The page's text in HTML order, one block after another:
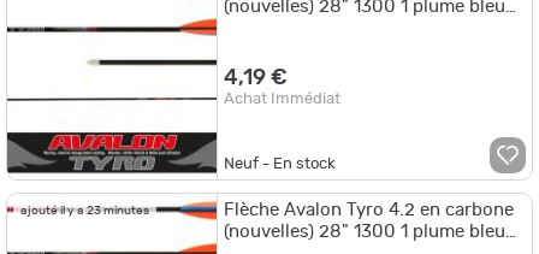
(nouvelles) 28" 1300 1 plume bleue
4,19 €
Achat Immédiat
Neuf - En stock
ajouté il y a 23 minutes
Flèche Avalon Tyro 4.2 en carbone
(nouvelles) 28" 1300 1 plume bleue